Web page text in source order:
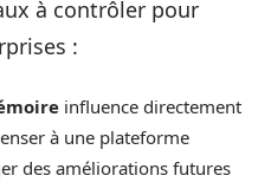
à contrôler pour
:
influence directement
à une plateforme
des améliorations futures